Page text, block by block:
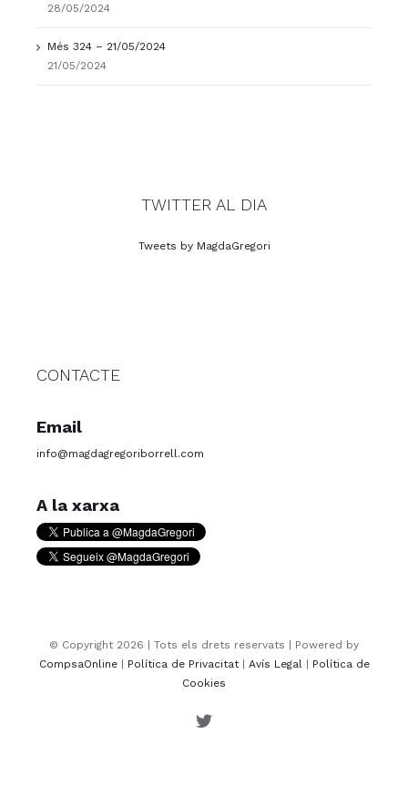
28/05/2024
Més 324 – 21/05/2024
21/05/2024
TWITTER AL DIA
Tweets by MagdaGregori
CONTACTE
Email
info@magdagregoriborrell.com
A la xarxa
© Copyright 2026 | Tots els drets reservats | Powered by
CompsaOnline| Política de Privacitat| Avís Legal | Política de
Cookies